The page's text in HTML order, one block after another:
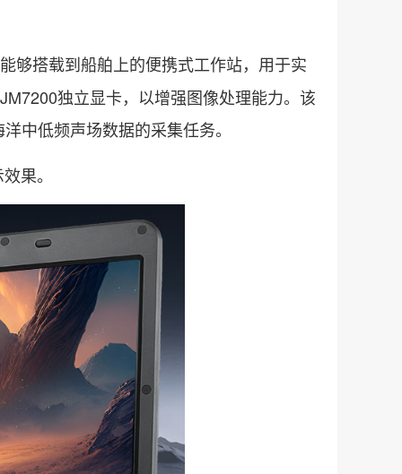
够搭载到船舶上的便携式工作站，用于实
独立显卡，以增强图像处理能力。该
中低频声场数据的采集任务。
果。